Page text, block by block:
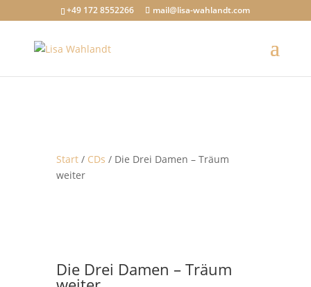
+49 172 8552266 mail@lisa-wahlandt.com
Start/ CDs / Die Drei Damen – Träum
weiter
Die Drei Damen – Träum